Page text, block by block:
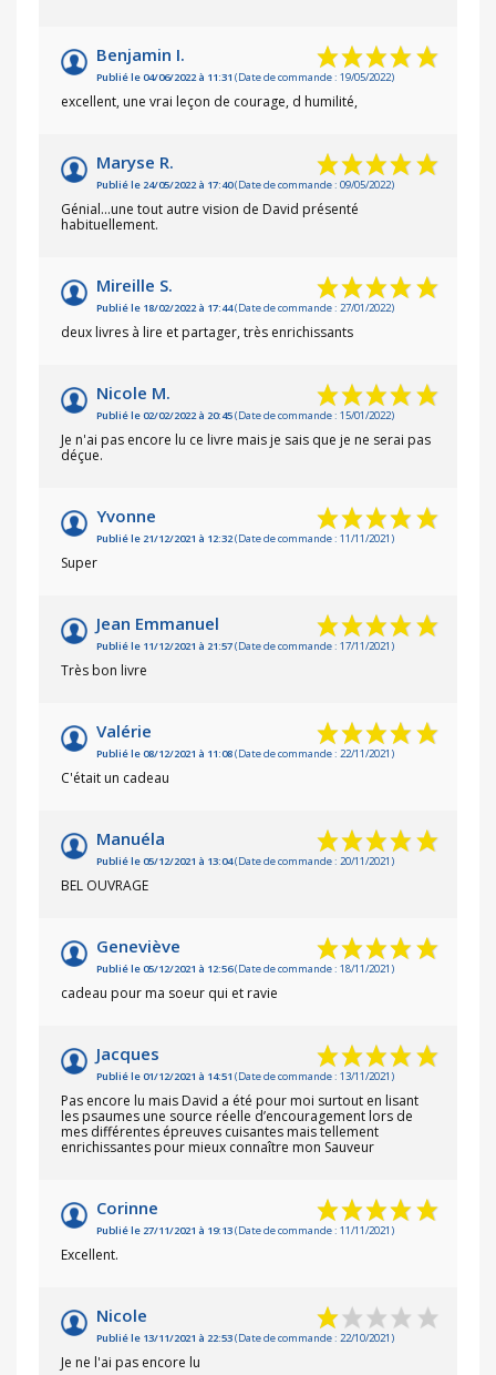
Benjamin I.
Publié le 04/06/2022 à 11:31 (Date de commande : 19/05/2022)
excellent, une vrai leçon de courage, d humilité,
Maryse R.
Publié le 24/05/2022 à 17:40(Date de commande : 09/05/2022)
Génial...une tout autre vision de David présenté
habituellement.
Mireille S.
Publié le 18/02/2022 à 17:44(Date de commande : 27/01/2022)
deux livres à lire et partager, très enrichissants
Nicole M.
Publié le 02/02/2022 à 20:45(Date de commande : 15/01/2022)
Je n'ai pas encore lu ce livre mais je sais que je ne serai pas
déçue.
Yvonne
Publié le 21/12/2021 à 12:32(Date de commande : 11/11/2021)
Super
Jean Emmanuel
Publié le 11/12/2021 à 21:57(Date de commande : 17/11/2021)
Très bon livre
Valérie
Publié le 08/12/2021 à 11:08(Date de commande : 22/11/2021)
C'était un cadeau
Manuéla
Publié le 05/12/2021 à 13:04(Date de commande : 20/11/2021)
BEL OUVRAGE
Geneviève
Publié le 05/12/2021 à 12:56(Date de commande : 18/11/2021)
cadeau pour ma soeur qui et ravie
Jacques
Publié le 01/12/2021 à 14:51 (Date de commande : 13/11/2021)
Pas encore lu mais David a été pour moi surtout en lisant
les psaumes une source réelle d’encouragement lors de
mes différentes épreuves cuisantes mais tellement
enrichissantes pour mieux connaître mon Sauveur
Corinne
Publié le 27/11/2021 à 19:13(Date de commande : 11/11/2021)
Excellent.
Nicole
Publié le 13/11/2021 à 22:53(Date de commande : 22/10/2021)
Je ne l'ai pas encore lu